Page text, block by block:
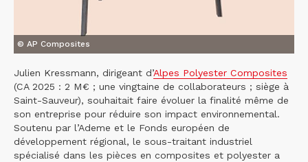
© AP Composites
Julien Kressmann, dirigeant d’Alpes Polyester Composites
(CA 2025 : 2 M€ ; une vingtaine de collaborateurs ; siège à
Saint-Sauveur), souhaitait faire évoluer la finalité même de
son entreprise pour réduire son impact environnemental.
Soutenu par l’Ademe et le Fonds européen de
développement régional, le sous-traitant industriel
spécialisé dans les pièces en composites et polyester a